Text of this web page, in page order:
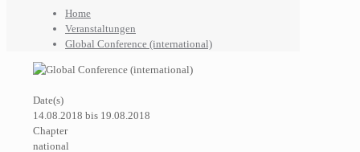
Home
Veranstaltungen
Global Conference (international)
Date(s)
14.08.2018 bis 19.08.2018
Chapter
national